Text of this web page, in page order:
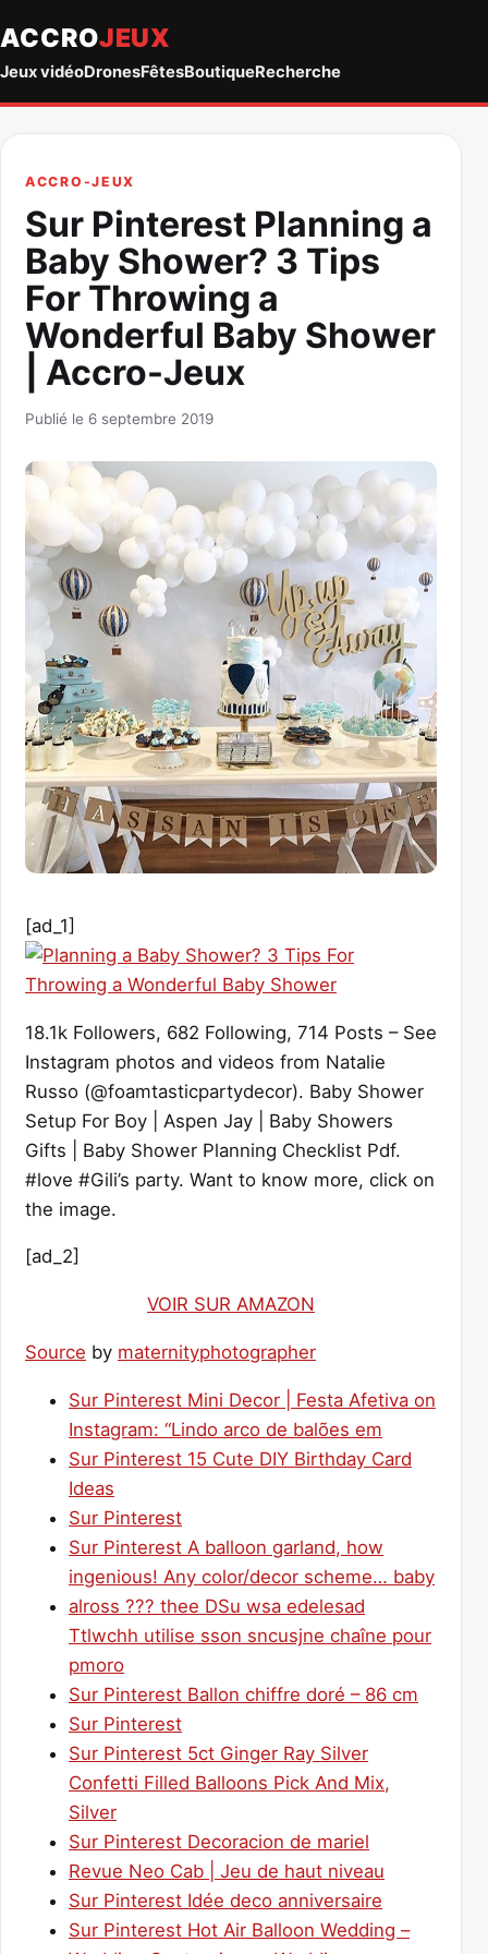
ACCROJEUX
Jeux vidéoDronesFêtesBoutiqueRecherche
ACCRO-JEUX
Sur Pinterest Planning a
Baby Shower? 3 Tips
For Throwing a
Wonderful Baby Shower
| Accro-Jeux
Publié le 6 septembre 2019
[ad_1]
18.1k Followers, 682 Following, 714 Posts – See
Instagram photos and videos from Natalie
Russo (@foamtasticpartydecor). Baby Shower
Setup For Boy | Aspen Jay | Baby Showers
Gifts | Baby Shower Planning Checklist Pdf.
#love #Gili’s party. Want to know more, click on
the image.
[ad_2]
VOIR SUR AMAZON
Source by maternityphotographer
Sur Pinterest Mini Decor | Festa Afetiva on
Instagram: “Lindo arco de balões em
Sur Pinterest 15 Cute DIY Birthday Card
Ideas
Sur Pinterest
Sur Pinterest A balloon garland, how
ingenious! Any color/decor scheme… baby
alross ??? thee DSu wsa edelesad
Ttlwchh utilise sson sncusjne chaîne pour
pmoro
Sur Pinterest Ballon chiffre doré – 86 cm
Sur Pinterest
Sur Pinterest 5ct Ginger Ray Silver
Confetti Filled Balloons Pick And Mix,
Silver
Sur Pinterest Decoracion de mariel
Revue Neo Cab | Jeu de haut niveau
Sur Pinterest Idée deco anniversaire
Sur Pinterest Hot Air Balloon Wedding –